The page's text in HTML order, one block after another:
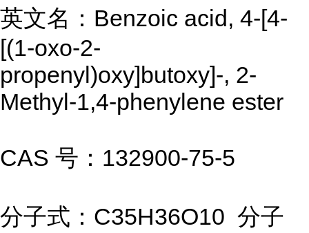
英文名：Benzoic acid, 4-[4-
[(1-oxo-2-
propenyl)oxy]butoxy]-, 2-
Methyl-1,4-phenylene ester
CAS 号：132900-75-5
分子式：C35H36O10 分子